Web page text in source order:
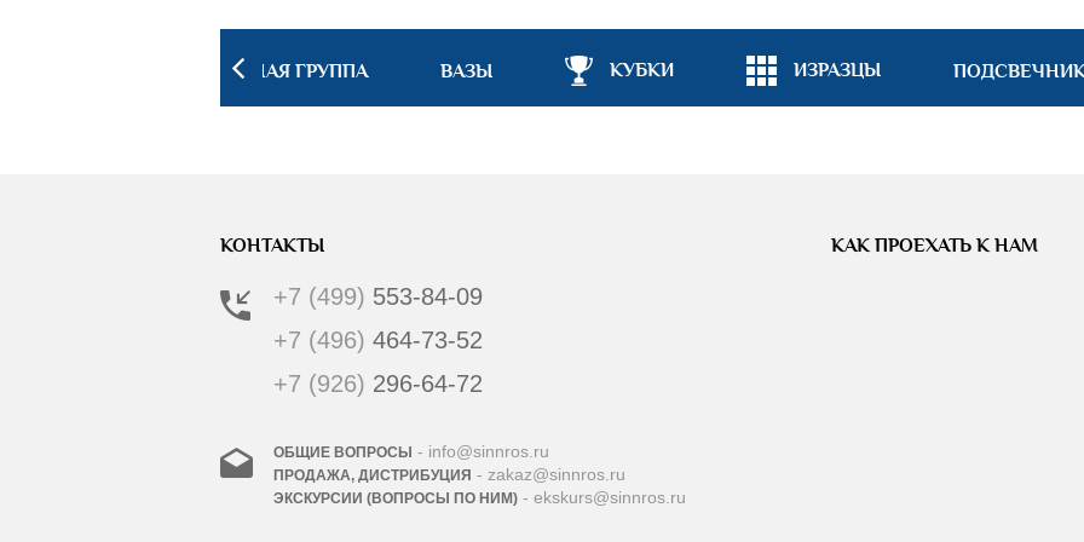
ПОСУДНАЯ ГРУППА ВАЗЫ КУБКИ ИЗРАЗЦЫ
КОНТАКТЫ
+7 (499) 553-84-09
+7 (496)464-73-52
+7 (926) 296-64-72
ОБЩИЕ ВОПРОСЫ - info@sinnros.ru
ПРОДАЖА, ДИСТРИБУЦИЯ - zakaz@sinnros.ru
ЭКСКУРСИИ (ВОПРОСЫ ПО НИМ) - ekskurs@sinnros.ru
КАК ПРОЕХАТЬ К НАМ